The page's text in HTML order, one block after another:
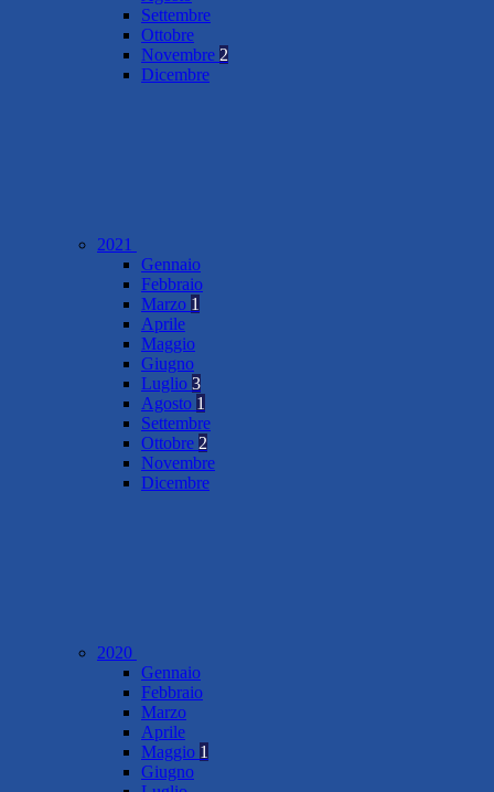
Settembre
Ottobre
Novembre 2
Dicembre
2021
Gennaio
Febbraio
Marzo 1
Aprile
Maggio
Giugno
Luglio 3
Agosto 1
Settembre
Ottobre 2
Novembre
Dicembre
2020
Gennaio
Febbraio
Marzo
Aprile
Maggio 1
Giugno